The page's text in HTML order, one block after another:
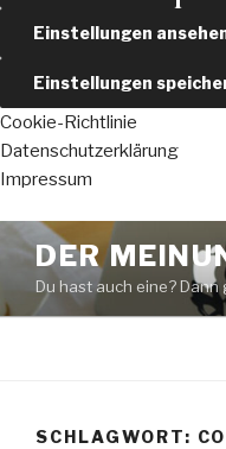
Einstellungen
Einstellungen
Cookie-Richtlinie
Datenschutzerklärung
Impressum
Zum
Inhalt
springen
DER
Du hast auch eine? Dann
SCHLAGWORT: